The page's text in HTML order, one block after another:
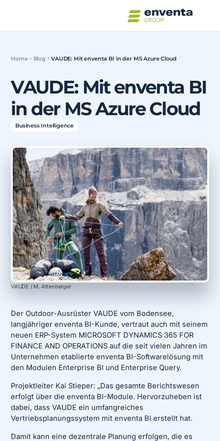
Home Blog VAUDE: Mit enventa BI in der MS Azure Cloud
VAUDE: Mit enventa BI
in der MS Azure Cloud
Business Intelligence
VAUDE / M. Attenberger
Der Outdoor-Ausrüster VAUDE vom Bodensee,
langjähriger enventa BI-Kunde, vertraut auch mit seinem
neuen ERP-System MICROSOFT DYNAMICS 365 FOR
FINANCE AND OPERATIONS auf die seit vielen Jahren im
Unternehmen etablierte enventa BI-Softwarelösung mit
den Modulen Enterprise BI und Enterprise Query.
Projektleiter Kai Stieper: „Das gesamte Berichtswesen
erfolgt über die enventa BI-Module. Hervorzuheben ist
dabei, dass VAUDE ein umfangreiches
Vertriebsplanungssystem mit enventa BI erstellt hat.
Damit kann eine dezentrale Planung erfolgen, die es